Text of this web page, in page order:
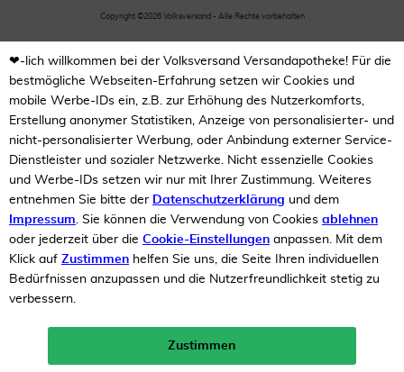
10%
Neukunden-Rabatt ab 49€!
mehr erfahren >
Copyright ©2026 Volksversand - Alle Rechte vorbehalten
❤-lich willkommen bei der Volksversand Versandapotheke! Für die
bestmögliche Webseiten-Erfahrung setzen wir Cookies und
mobile Werbe-IDs ein, z.B. zur Erhöhung des Nutzerkomforts,
Erstellung anonymer Statistiken, Anzeige von personalisierter- und
nicht-personalisierter Werbung, oder Anbindung externer Service-
Dienstleister und sozialer Netzwerke. Nicht essenzielle Cookies
und Werbe-IDs setzen wir nur mit Ihrer Zustimmung. Weiteres
entnehmen Sie bitte der Datenschutzerklärung und dem
Impressum. Sie können die Verwendung von Cookies ablehnen
oder jederzeit über die Cookie-Einstellungen anpassen. Mit dem
Klick auf Zustimmen helfen Sie uns, die Seite Ihren individuellen
Bedürfnissen anzupassen und die Nutzerfreundlichkeit stetig zu
verbessern.
Zustimmen